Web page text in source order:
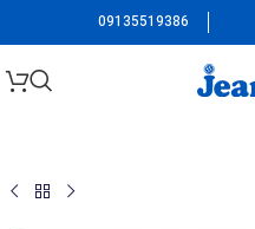
09135519386